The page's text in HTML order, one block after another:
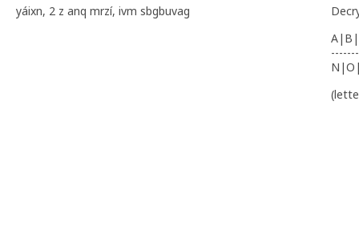
yáixn, 2 z anq mrzí, ivm sbgbuvag